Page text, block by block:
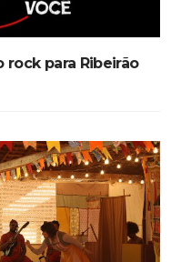
rock para Ribeirão